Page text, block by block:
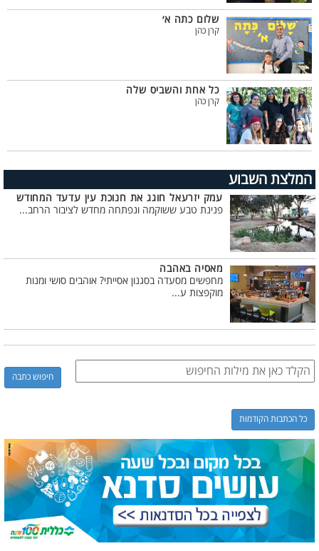
שלום כתה א׳
קרן כהן
כל אחת והשביס שלה
קרן כהן
המלצת השבוע
עמק יזרעאל חוגג את חנוכת עין עדעד המחודש
פנינת טבע ששוקמה ונפתחה מחדש לציבור הרחב...
מאסיה באהבה
מחפשים מסעדה בסגנון אסייתי? אוהבים סושי ומנות
מוקפצות ע...
כל הכתבות הקודמות